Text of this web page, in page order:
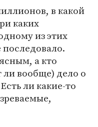
в какой
каких
из этих
а кто
ли вообще) дело о
ли какие-то